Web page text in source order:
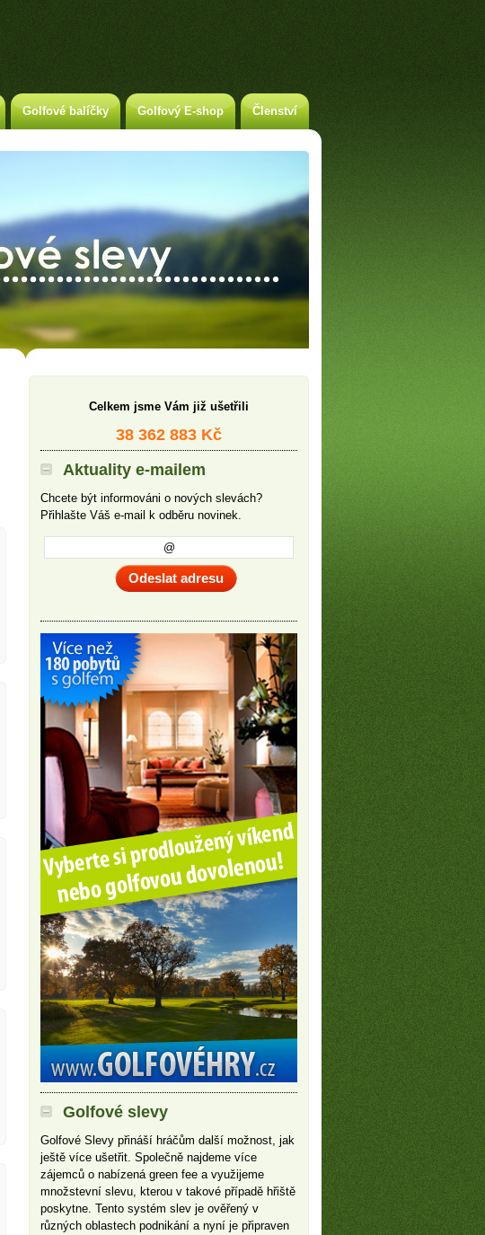
Golfové balíčky Golfový E-shop Členství
Celkem jsme Vám již ušetřili
38 362 883 Kč
Aktuality e-mailem
Chcete být informováni o nových slevách?
Přihlašte Váš e-mail k odběru novinek.
Odeslat adresu
Golfové slevy
Golfové Slevy přináší hráčům další možnost, jak
ještě více ušetřit. Společně najdeme více
zájemců o nabízená green fee a využijeme
množstevní slevu, kterou v takové případě hřiště
poskytne. Tento systém slev je ověřený v
různých oblastech podnikání a nyní je připraven